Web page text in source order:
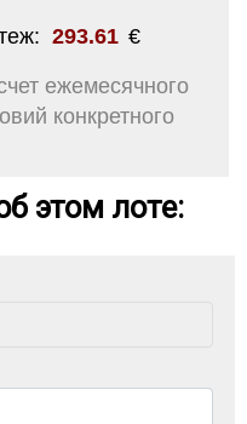
293.61 €
ежемесячного
конкретного
этом лоте: